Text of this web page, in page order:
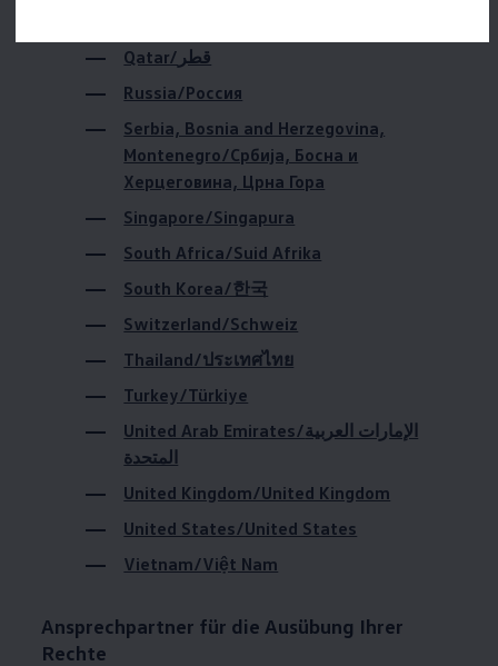
Vorgängermodelle
Kundeninformationen
Volkswagen Kundenbetreuung
Warn- und Kontrollleuchten
Assistenzsysteme
Digitale Betriebsanleitung
Live Beratung
Magazin
Lifestyle
Transport
Familie
Elektromobilität
Volkswagen R
Volkswagen Kundenbetreuung
Qatar/قطر
Russia/Россия
Serbia, Bosnia and Herzegovina,
Montenegro/Србија, Босна и
Херцеговина, Црна Гора
Singapore/Singapura
South Africa/Suid Afrika
South Korea/한국
Switzerland/Schweiz
Thailand/ประเทศไทย
Turkey/Türkiye
United Arab Emirates/الإمارات العربية
المتحدة
United Kingdom/United Kingdom
United States/United States
Vietnam/Việt Nam
Ansprechpartner für die Ausübung Ihrer
Rechte